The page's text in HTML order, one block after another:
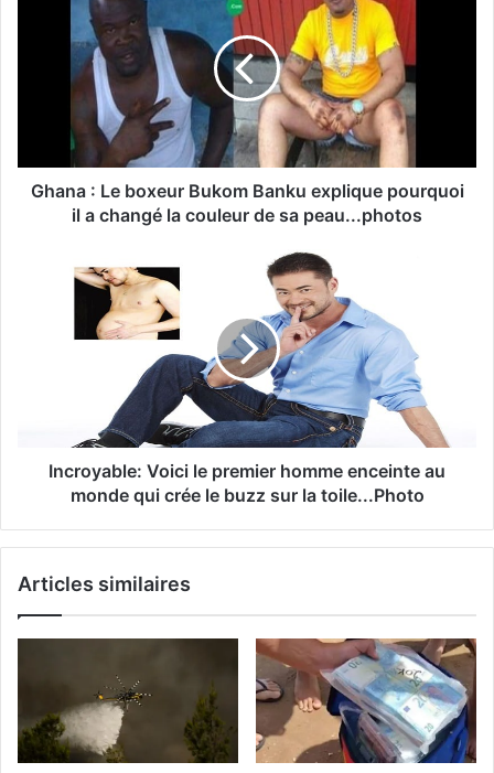
Ghana : Le boxeur Bukom Banku explique pourquoi
il a changé la couleur de sa peau...photos
Incroyable: Voici le premier homme enceinte au
monde qui crée le buzz sur la toile...Photo
Articles similaires